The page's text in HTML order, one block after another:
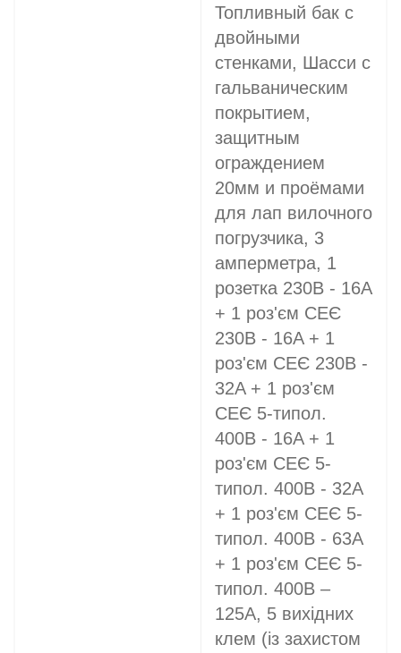
Топливный бак с
двойными
стенками, Шасси с
гальваническим
покрытием,
защитным
ограждением
20мм и проёмами
для лап вилочного
погрузчика, 3
амперметра, 1
розетка 230В - 16A
+ 1 роз'єм СЕЄ
230В - 16A + 1
роз'єм СЕЄ 230В -
32A + 1 роз'єм
СЕЄ 5-типол.
400В - 16A + 1
роз'єм СЕЄ 5-
типол. 400В - 32A
+ 1 роз'єм СЕЄ 5-
типол. 400В - 63A
+ 1 роз'єм СЕЄ 5-
типол. 400В –
125A, 5 вихідних
клем (із захистом